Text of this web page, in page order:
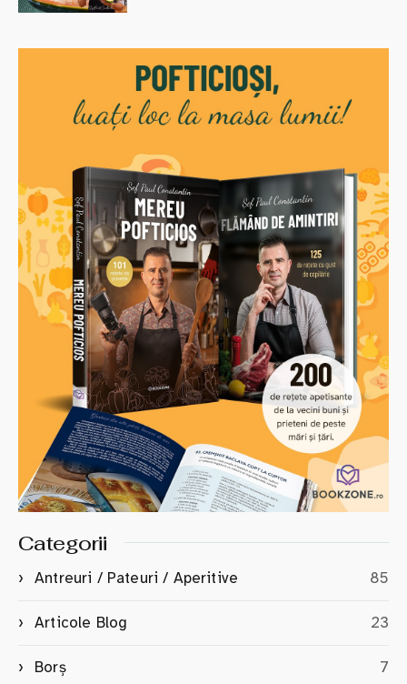
Categorii
Antreuri / Pateuri / Aperitive 85
Articole Blog 23
Borș 7